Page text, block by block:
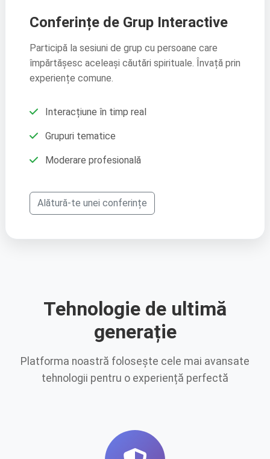
Conferințe de Grup Interactive
Participă la sesiuni de grup cu persoane care
împărtășesc aceleași căutări spirituale. Învață prin
experiențe comune.
Interacțiune în timp real
Grupuri tematice
Moderare profesională
Alătură-te unei conferințe
Tehnologie de ultimă
generație
Platforma noastră folosește cele mai avansate
tehnologii pentru o experiență perfectă